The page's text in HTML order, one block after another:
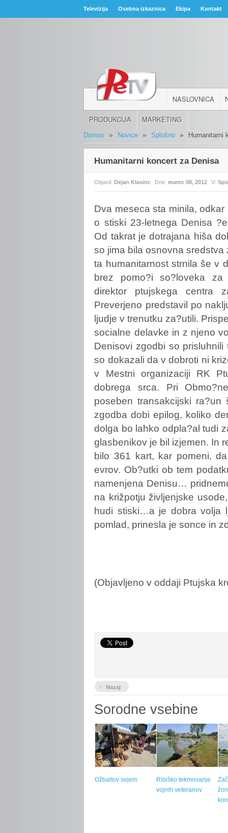
Televizija Osebna izkaznica Ekipa Kontakt
NASLOVNICA
PRODUKCIJA MARKETING
Domov » Novice » Splošno » Humanitarni
Humanitarni koncert za Denisa
Objavil:Dejan Klasinc Dne:marec 08, 2012 V:
Dva meseca sta minila,
o stiski 23-letnega Denisa
Od takrat je dotrajana hiša
so jima bila osnovna
ta humanitarnost strnila še v
brez pomo?i so?loveka
direktor ptujskega centra
Preverjeno predstavil po
ljudje v trenutku za?utili.
socialne delavke in z njeno
Denisovi zgodbi so
so dokazali da v dobroti ni
v Mestni organizaciji RK
dobrega srca. Pri
poseben transakcijski
zgodba dobi epilog, koliko
dolga bo lahko odpla?al tudi
glasbenikov je bil izjemen. In
bilo 361 kart, kar pomeni,
evrov. Ob?utki ob tem
namenjena Denisu…
na križpotju življenjske
hudi stiski…a je dobra volja
pomlad, prinesla je sonce in
(Objavljeno v oddaji Ptujska
‹ Nazaj
Sorodne vsebine
Ožbaltov sejem
Ribiško tekmovanje
vojnih veteranov